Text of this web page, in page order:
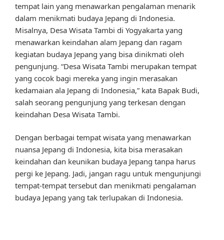
tempat lain yang menawarkan pengalaman menarik
dalam menikmati budaya Jepang di Indonesia.
Misalnya, Desa Wisata Tambi di Yogyakarta yang
menawarkan keindahan alam Jepang dan ragam
kegiatan budaya Jepang yang bisa dinikmati oleh
pengunjung. “Desa Wisata Tambi merupakan tempat
yang cocok bagi mereka yang ingin merasakan
kedamaian ala Jepang di Indonesia,” kata Bapak Budi,
salah seorang pengunjung yang terkesan dengan
keindahan Desa Wisata Tambi.
Dengan berbagai tempat wisata yang menawarkan
nuansa Jepang di Indonesia, kita bisa merasakan
keindahan dan keunikan budaya Jepang tanpa harus
pergi ke Jepang. Jadi, jangan ragu untuk mengunjungi
tempat-tempat tersebut dan menikmati pengalaman
budaya Jepang yang tak terlupakan di Indonesia.